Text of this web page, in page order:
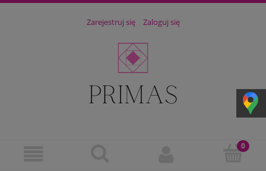
Zarejestruj się Zaloguj się